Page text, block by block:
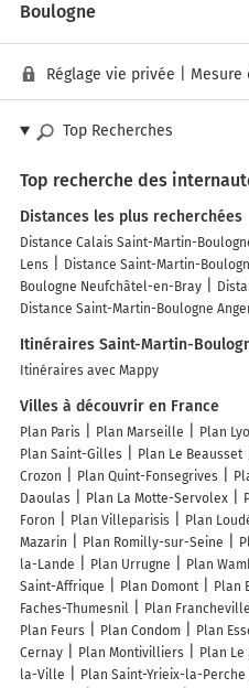
Boulogne
Réglage vie privée Mesure
Top Recherches
Top recherche des
Distances les plus recherchées
Distance Calais Saint-Martin-
Lens
Distance Saint-Martin-
Boulogne Neufchâtel-en-Bray
Distance Saint-Martin-Boulogne
Itinéraires Saint-Martin-
Itinéraires avec Mappy
Villes à découvrir en France
Plan Paris Plan Marseille Plan
Plan Saint-Gilles
Plan Le Beausset
Crozon
Plan Quint-Fonsegrives
Daoulas
Plan La Motte-Servolex
Foron
Plan Villeparisis Plan
Mazarin
Plan Romilly-sur-Seine
la-Lande
Plan Urrugne Plan
Saint-Affrique
Plan Domont Plan
Faches-Thumesnil
Plan Francheville
Plan Feurs
Plan Condom Plan
Cernay
Plan Montivilliers Plan
la-Ville
Plan Saint-Yrieix-la-Perche